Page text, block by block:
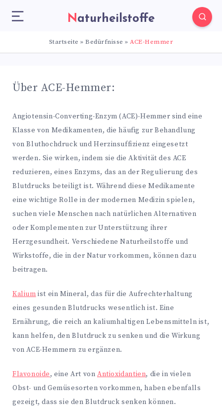
Naturheilstoffe
Startseite »Bedürfnisse »ACE-Hemmer
Über ACE-Hemmer:
Angiotensin-Converting-Enzym (ACE)-Hemmer sind eine
Klasse von Medikamenten, die häufig zur Behandlung
von Bluthochdruck und Herzinsuffizienz eingesetzt
werden. Sie wirken, indem sie die Aktivität des ACE
reduzieren, eines Enzyms, das an der Regulierung des
Blutdrucks beteiligt ist. Während diese Medikamente
eine wichtige Rolle in der modernen Medizin spielen,
suchen viele Menschen nach natürlichen Alternativen
oder Komplementen zur Unterstützung ihrer
Herzgesundheit. Verschiedene Naturheilstoffe und
Wirkstoffe, die in der Natur vorkommen, können dazu
beitragen.
Kalium ist ein Mineral, das für die Aufrechterhaltung
eines gesunden Blutdrucks wesentlich ist. Eine
Ernährung, die reich an kaliumhaltigen Lebensmitteln ist,
kann helfen, den Blutdruck zu senken und die Wirkung
von ACE-Hemmern zu ergänzen.
Flavonoide, eine Art von Antioxidantien, die in vielen
Obst- und Gemüsesorten vorkommen, haben ebenfalls
gezeigt, dass sie den Blutdruck senken können.